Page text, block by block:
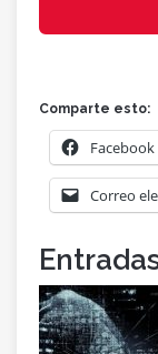
Comparte esto:
Facebook
Correo